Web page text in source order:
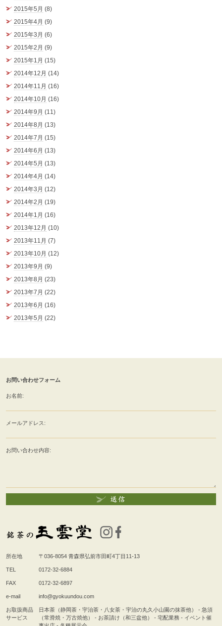
2015年5月 (8)
2015年4月 (9)
2015年3月 (6)
2015年2月 (9)
2015年1月 (15)
2014年12月 (14)
2014年11月 (16)
2014年10月 (16)
2014年9月 (11)
2014年8月 (13)
2014年7月 (15)
2014年6月 (13)
2014年5月 (13)
2014年4月 (14)
2014年3月 (12)
2014年2月 (19)
2014年1月 (16)
2013年12月 (10)
2013年11月 (7)
2013年10月 (12)
2013年9月 (9)
2013年8月 (23)
2013年7月 (22)
2013年6月 (16)
2013年5月 (22)
お問い合わせフォーム
お名前:
メールアドレス:
お問い合わせ内容:
所在地 〒036-8054 青森県弘前市田町4丁目11-13
TEL 0172-32-6884
FAX 0172-32-6897
e-mail info@gyokuundou.com
お取扱商品
サービス
日本茶（静岡茶・宇治茶・八女茶・宇治の丸久小山園の抹茶他） - 急須
（常滑焼・万古焼他） - お茶請け（和三盆他） - 宅配業務 - イベント催